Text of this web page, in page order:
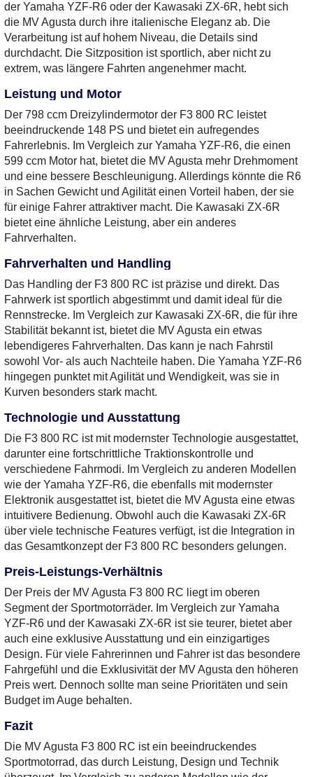
der Yamaha YZF-R6 oder der Kawasaki ZX-6R, hebt sich
die MV Agusta durch ihre italienische Eleganz ab. Die
Verarbeitung ist auf hohem Niveau, die Details sind
durchdacht. Die Sitzposition ist sportlich, aber nicht zu
extrem, was längere Fahrten angenehmer macht.
Leistung und Motor
Der 798 ccm Dreizylindermotor der F3 800 RC leistet
beeindruckende 148 PS und bietet ein aufregendes
Fahrerlebnis. Im Vergleich zur Yamaha YZF-R6, die einen
599 ccm Motor hat, bietet die MV Agusta mehr Drehmoment
und eine bessere Beschleunigung. Allerdings könnte die R6
in Sachen Gewicht und Agilität einen Vorteil haben, der sie
für einige Fahrer attraktiver macht. Die Kawasaki ZX-6R
bietet eine ähnliche Leistung, aber ein anderes
Fahrverhalten.
Fahrverhalten und Handling
Das Handling der F3 800 RC ist präzise und direkt. Das
Fahrwerk ist sportlich abgestimmt und damit ideal für die
Rennstrecke. Im Vergleich zur Kawasaki ZX-6R, die für ihre
Stabilität bekannt ist, bietet die MV Agusta ein etwas
lebendigeres Fahrverhalten. Das kann je nach Fahrstil
sowohl Vor- als auch Nachteile haben. Die Yamaha YZF-R6
hingegen punktet mit Agilität und Wendigkeit, was sie in
Kurven besonders stark macht.
Technologie und Ausstattung
Die F3 800 RC ist mit modernster Technologie ausgestattet,
darunter eine fortschrittliche Traktionskontrolle und
verschiedene Fahrmodi. Im Vergleich zu anderen Modellen
wie der Yamaha YZF-R6, die ebenfalls mit modernster
Elektronik ausgestattet ist, bietet die MV Agusta eine etwas
intuitivere Bedienung. Obwohl auch die Kawasaki ZX-6R
über viele technische Features verfügt, ist die Integration in
das Gesamtkonzept der F3 800 RC besonders gelungen.
Preis-Leistungs-Verhältnis
Der Preis der MV Agusta F3 800 RC liegt im oberen
Segment der Sportmotorräder. Im Vergleich zur Yamaha
YZF-R6 und der Kawasaki ZX-6R ist sie teurer, bietet aber
auch eine exklusive Ausstattung und ein einzigartiges
Design. Für viele Fahrerinnen und Fahrer ist das besondere
Fahrgefühl und die Exklusivität der MV Agusta den höheren
Preis wert. Dennoch sollte man seine Prioritäten und sein
Budget im Auge behalten.
Fazit
Die MV Agusta F3 800 RC ist ein beeindruckendes
Sportmotorrad, das durch Leistung, Design und Technik